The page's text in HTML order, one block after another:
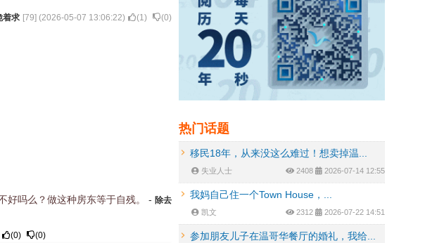
着求 [79] (2026-05-07 13:06:22) (1) (0)
好吗么？做这种房东等于自残。 - 除去
(0) (0)
热门话题
移民18年，从来没这么难过！想卖掉温...
失业人士 2408 2026-07-14 12:55
我妈自己住一个Town House，...
凯文 2312 2026-07-22 14:51
参加朋友儿子在温哥华餐厅的婚礼，我给...